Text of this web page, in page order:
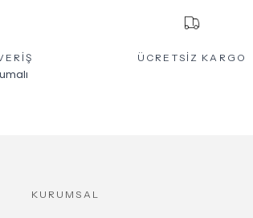
ÜCRETSİZ KARGO
KURUMSAL